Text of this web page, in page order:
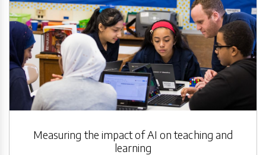
Measuring the impact of AI on teaching and
learning